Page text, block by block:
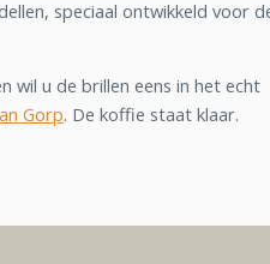
speciaal ontwikkeld voor
wil u de brillen eens in het echt
Gorp. De koffie staat klaar.